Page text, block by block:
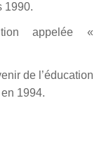
1990.
appelée «
de l’éducation
1994.